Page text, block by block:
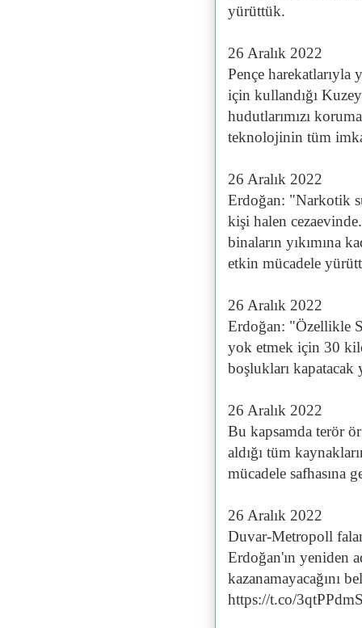
yürüttük.
26 Aralık 2022
Pençe harekatlarıyla
için kullandığı
hudutlarımızı
teknolojinin tüm
26 Aralık 2022
Erdoğan: "Narkotik
kişi halen
binaların yıkımına
etkin mücadele
26 Aralık 2022
Erdoğan: "Özellikle
yok etmek için 30
boşlukları kapatacak
26 Aralık 2022
Bu kapsamda terör
aldığı tüm
mücadele safhasına
26 Aralık 2022
Duvar-Metropoll
Erdoğan'ın yeniden
kazanamayacağını
https://t.co/